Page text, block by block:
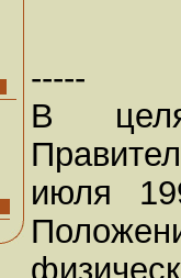
-----
В
июля